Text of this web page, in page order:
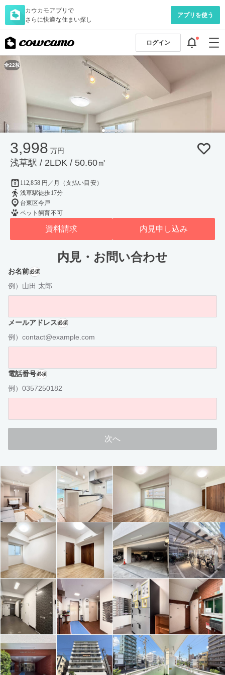
カウカモアプリで
さらに快適な住まい探し
アプリを使う
ログイン
全22枚
3,998 万円
浅草駅 / 2LDK / 50.60㎡
112,858 円／月（支払い目安）
浅草駅徒歩17分
台東区今戸
ペット飼育不可
資料請求 内見申し込み
内見・お問い合わせ
お名前必須
例）山田 太郎
メールアドレス必須
例）contact@example.com
電話番号必須
例）0357250182
次へ